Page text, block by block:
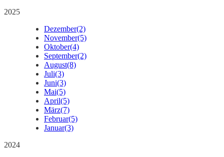
2025
Dezember(2)
November(5)
Oktober(4)
September(2)
August(8)
Juli(3)
Juni(3)
Mai(5)
April(5)
März(7)
Februar(5)
Januar(3)
2024